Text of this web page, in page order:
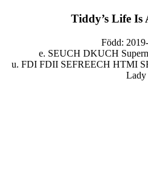
Tiddy’s Life Is
Född:
e. SEUCH DKUCH
u. FDI FDII SEFREECH HTMI
Lady